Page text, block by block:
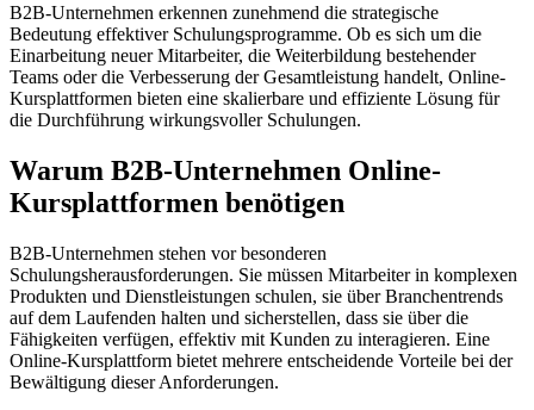
B2B-Unternehmen erkennen zunehmend die strategische
Bedeutung effektiver Schulungsprogramme. Ob es sich um die
Einarbeitung neuer Mitarbeiter, die Weiterbildung bestehender
Teams oder die Verbesserung der Gesamtleistung handelt, Online-
Kursplattformen bieten eine skalierbare und effiziente Lösung für
die Durchführung wirkungsvoller Schulungen.
Warum B2B-Unternehmen Online-
Kursplattformen benötigen
B2B-Unternehmen stehen vor besonderen
Schulungsherausforderungen. Sie müssen Mitarbeiter in komplexen
Produkten und Dienstleistungen schulen, sie über Branchentrends
auf dem Laufenden halten und sicherstellen, dass sie über die
Fähigkeiten verfügen, effektiv mit Kunden zu interagieren. Eine
Online-Kursplattform bietet mehrere entscheidende Vorteile bei der
Bewältigung dieser Anforderungen.